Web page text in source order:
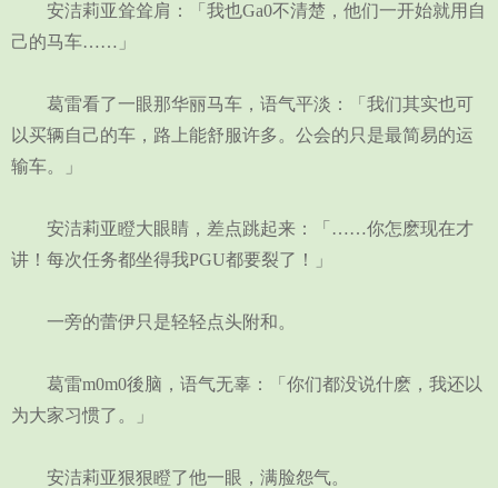
安洁莉亚耸耸肩：「我也Ga0不清楚，他们一开始就用自
己的马车……」
葛雷看了一眼那华丽马车，语气平淡：「我们其实也可
以买辆自己的车，路上能舒服许多。公会的只是最简易的运
输车。」
安洁莉亚瞪大眼睛，差点跳起来：「……你怎麽现在才
讲！每次任务都坐得我PGU都要裂了！」
一旁的蕾伊只是轻轻点头附和。
葛雷m0m0後脑，语气无辜：「你们都没说什麽，我还以
为大家习惯了。」
安洁莉亚狠狠瞪了他一眼，满脸怨气。